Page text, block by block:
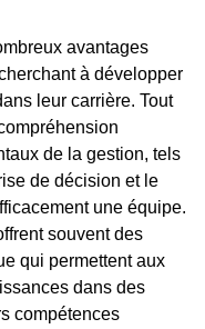
avantages
à développer
leur carrière. Tout
de la gestion, tels
de décision et le
une équipe.
souvent des
qui permettent aux
dans des
compétences